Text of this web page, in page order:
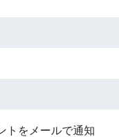
トをメールで通知